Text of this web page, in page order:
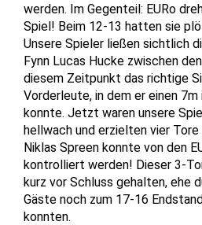
werden. Im Gegenteil: EURo
Spiel! Beim 12-13 hatten sie
Unsere Spieler ließen sichtlich
Fynn Lucas Hucke zwischen
diesem Zeitpunkt das richtige
Vorderleute, in dem er einen
konnte. Jetzt waren unsere
hellwach und erzielten vier
Niklas Spreen konnte von den
kontrolliert werden! Dieser 3-
kurz vor Schluss gehalten, ehe
Gäste noch zum 17-16
konnten.